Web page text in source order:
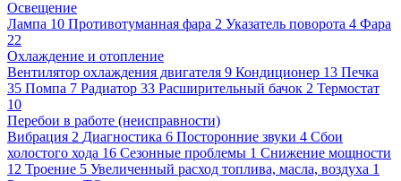
Освещение
Лампа 10 Противотуманная фара 2 Указатель поворота 4 Фара
22
Охлаждение и отопление
Вентилятор охлаждения двигателя 9 Кондиционер 13 Печка
35 Помпа 7 Радиатор 33 Расширительный бачок 2 Термостат
10
Перебои в работе (неисправности)
Вибрация 2 Диагностика 6 Посторонние звуки 4 Сбои
холостого хода 16 Сезонные проблемы 1 Снижение мощности
12 Троение 5 Увеличенный расход топлива, масла, воздуха 1